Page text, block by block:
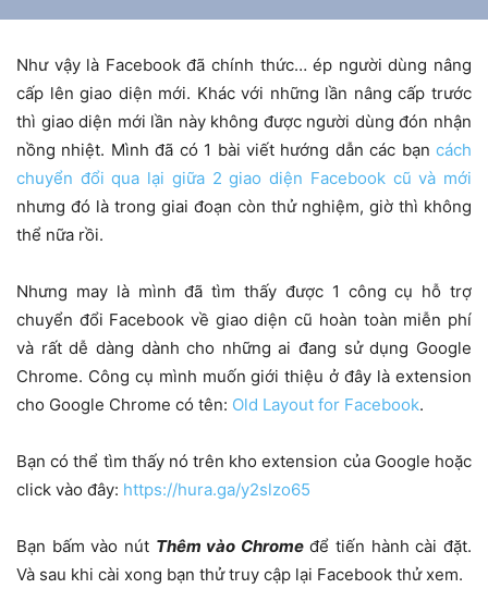
Như vậy là Facebook đã chính thức… ép người dùng nâng
cấp lên giao diện mới. Khác với những lần nâng cấp trước
thì giao diện mới lần này không được người dùng đón nhận
nồng nhiệt. Mình đã có 1 bài viết hướng dẫn các bạn cách
chuyển đổi qua lại giữa 2 giao diện Facebook cũ và mới
nhưng đó là trong giai đoạn còn thử nghiệm, giờ thì không
thể nữa rồi.
Nhưng may là mình đã tìm thấy được 1 công cụ hỗ trợ
chuyển đổi Facebook về giao diện cũ hoàn toàn miễn phí
và rất dễ dàng dành cho những ai đang sử dụng Google
Chrome. Công cụ mình muốn giới thiệu ở đây là extension
cho Google Chrome có tên: Old Layout for Facebook.
Bạn có thể tìm thấy nó trên kho extension của Google hoặc
click vào đây: https://hura.ga/y2slzo65
Bạn bấm vào nút Thêm vào Chromeđể tiến hành cài đặt.
Và sau khi cài xong bạn thử truy cập lại Facebook thử xem.